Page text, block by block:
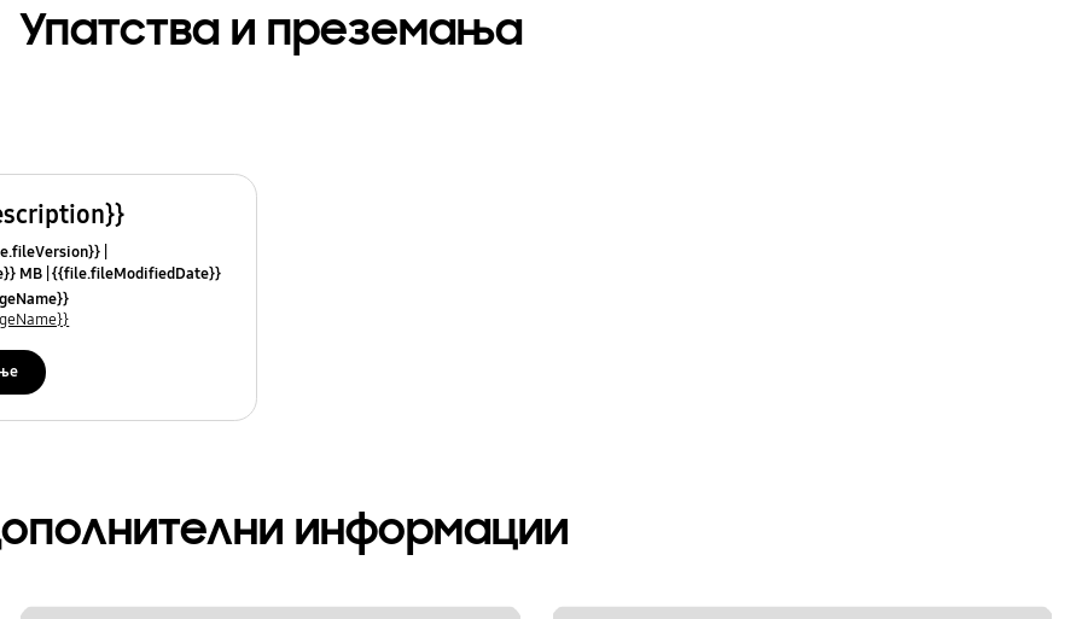
Упатства и преземања
MB {{file.fileModifiedDate}}
информации